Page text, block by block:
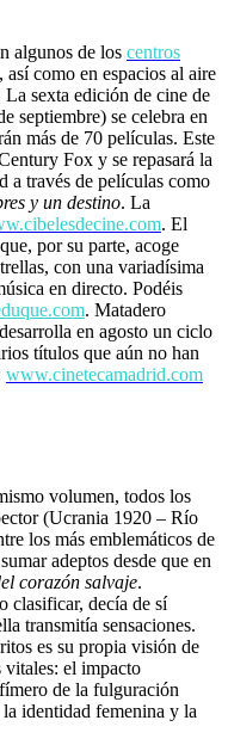
algunos de los centros
como en espacios al aire
sexta edición de cine de
septiembre) se celebra en
más de 70 películas. Este
Fox y se repasará la
través de películas como
y un destino. La
. El
por su parte, acoge
con una variadísima
en directo. Podéis
. Matadero
en agosto un ciclo
títulos que aún no han
www.cinetecamadrid.com
volumen, todos los
(Ucrania 1920 – Río
los más emblemáticos de
adeptos desde que en
corazón salvaje.
clasificar, decía de sí
transmitía sensaciones.
es su propia visión de
vitales: el impacto
de la fulguración
identidad femenina y la